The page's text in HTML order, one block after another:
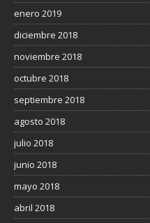
enero 2019
diciembre 2018
noviembre 2018
octubre 2018
septiembre 2018
agosto 2018
julio 2018
junio 2018
mayo 2018
abril 2018